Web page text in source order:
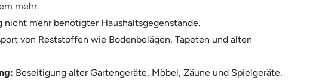
mehr.
nicht mehr benötigter Haushaltsgegenstände.
von Reststoffen wie Bodenbelägen, Tapeten und alten
Beseitigung alter Gartengeräte, Möbel, Zäune und Spielgeräte.